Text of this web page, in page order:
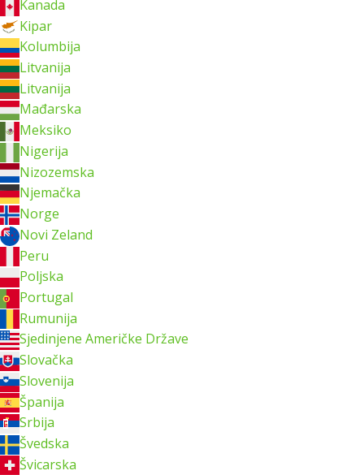
Kanada
Kipar
Kolumbija
Litvanija
Litvanija
Mađarska
Meksiko
Nigerija
Nizozemska
Njemačka
Norge
Novi Zeland
Peru
Poljska
Portugal
Rumunija
Sjedinjene Američke Države
Slovačka
Slovenija
Španija
Srbija
Švedska
Švicarska